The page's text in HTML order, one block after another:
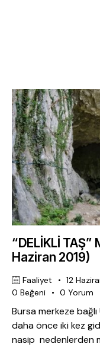
“DELİKLİ TAŞ”
Haziran 2019)
Faaliyet 12
0 Beğeni 0 Yorum
Bursa merkeze
daha önce iki kez
nasip nedenlerden